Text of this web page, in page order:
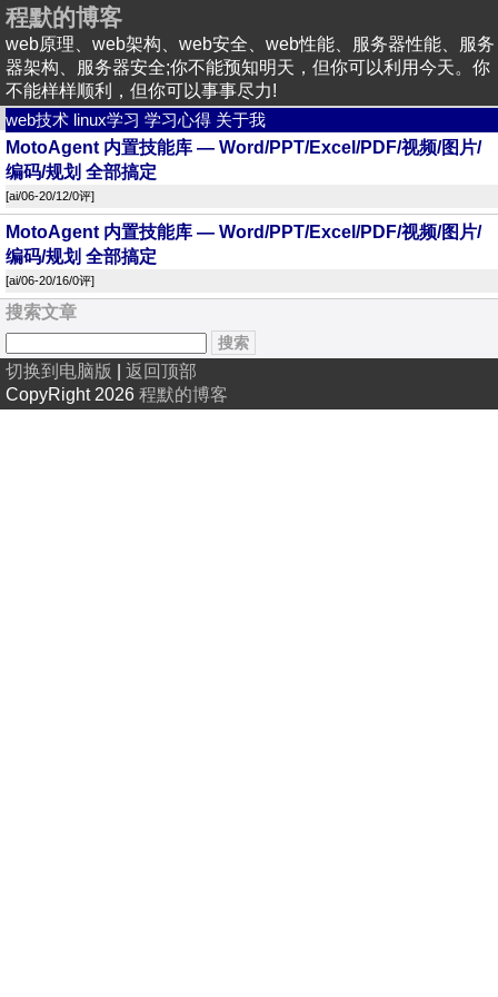
程默的博客
web原理、web架构、web安全、web性能、服务器性能、服务
器架构、服务器安全;你不能预知明天，但你可以利用今天。你
不能样样顺利，但你可以事事尽力!
web技术 linux学习 学习心得 关于我
MotoAgent 内置技能库 — Word/PPT/Excel/PDF/视频/图片/
编码/规划 全部搞定
[ai/06-20/12/0评]
MotoAgent 内置技能库 — Word/PPT/Excel/PDF/视频/图片/
编码/规划 全部搞定
[ai/06-20/16/0评]
搜索文章
切换到电脑版
返回顶部
CopyRight 2026 程默的博客